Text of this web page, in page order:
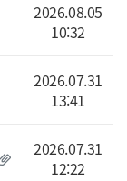
2026.08.05
10:32
2026.07.31
13:41
2026.07.31
12:22